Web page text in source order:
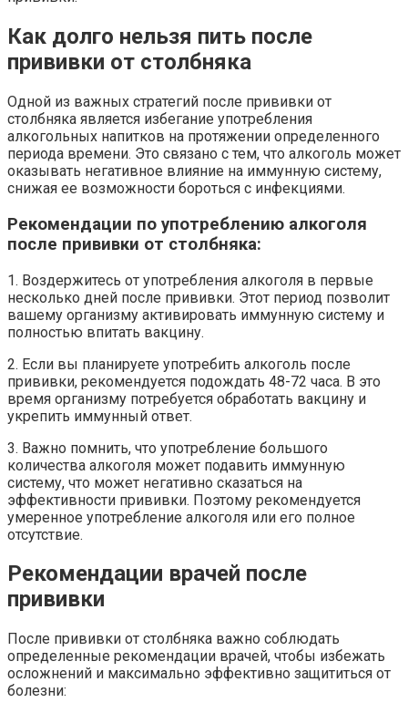
Как долго нельзя пить после
прививки от столбняка
Одной из важных стратегий после прививки от
столбняка является избегание употребления
алкогольных напитков на протяжении определенного
периода времени. Это связано с тем, что алкоголь может
оказывать негативное влияние на иммунную систему,
снижая ее возможности бороться с инфекциями.
Рекомендации по употреблению алкоголя
после прививки от столбняка:
1. Воздержитесь от употребления алкоголя в первые
несколько дней после прививки. Этот период позволит
вашему организму активировать иммунную систему и
полностью впитать вакцину.
2. Если вы планируете употребить алкоголь после
прививки, рекомендуется подождать 48-72 часа. В это
время организму потребуется обработать вакцину и
укрепить иммунный ответ.
3. Важно помнить, что употребление большого
количества алкоголя может подавить иммунную
систему, что может негативно сказаться на
эффективности прививки. Поэтому рекомендуется
умеренное употребление алкоголя или его полное
отсутствие.
Рекомендации врачей после
прививки
После прививки от столбняка важно соблюдать
определенные рекомендации врачей, чтобы избежать
осложнений и максимально эффективно защититься от
болезни: